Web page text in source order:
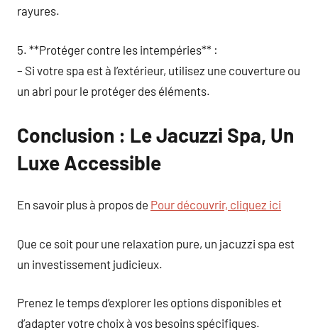
rayures.
5. **Protéger contre les intempéries** :
– Si votre spa est à l’extérieur, utilisez une couverture ou
un abri pour le protéger des éléments.
Conclusion : Le Jacuzzi Spa, Un
Luxe Accessible
En savoir plus à propos de Pour découvrir, cliquez ici
Que ce soit pour une relaxation pure, un jacuzzi spa est
un investissement judicieux.
Prenez le temps d’explorer les options disponibles et
d’adapter votre choix à vos besoins spécifiques.